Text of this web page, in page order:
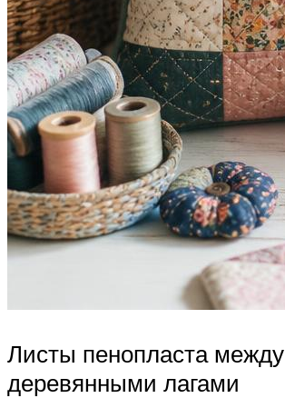
Листы пенопласта между
деревянными лагами